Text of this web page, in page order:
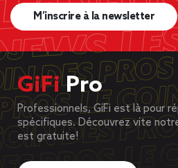
M’inscrire à la newsletter
GiFiPro
Professionnels, GiFi est là pour
spécifiques. Découvrez vite
est gratuite!